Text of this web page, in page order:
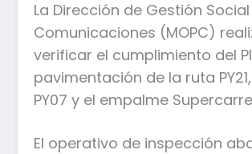
La Dirección de Gestión
Comunicaciones (MOPC)
verificar el cumplimiento del
pavimentación de la ruta
PY07 y el empalme
El operativo de inspección